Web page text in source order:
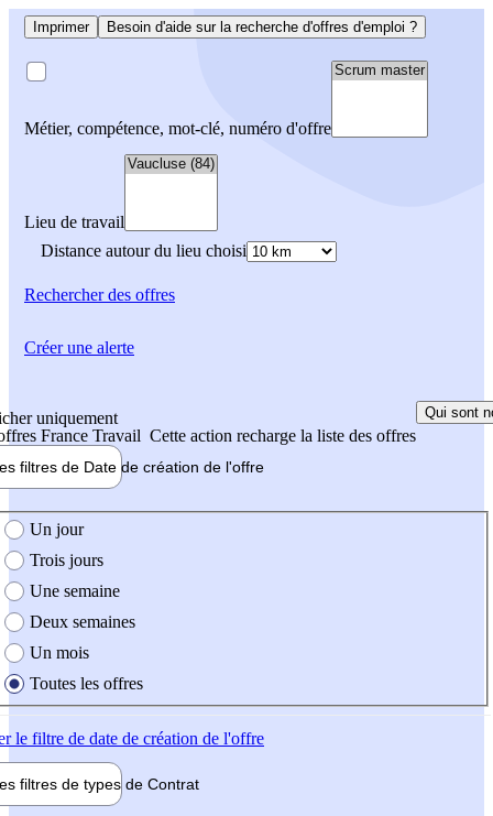
Imprimer Besoin d'aide sur la recherche d'offres d'emploi ?
Métier, compétence, mot-clé, numéro d'offre
Lieu de travail
Distance autour du lieu choisi
Rechercherdes offres
uniquement
France Travail Cette action recharge la liste des offres
Qui sont
filtres de Date de création de l'offre
création de l'offre
Un jour
Trois jours
Une semaine
Deux semaines
Un mois
Toutes les offres
le filtre de date de création de l'offre
filtres de types de Contrat
Créer une alerte